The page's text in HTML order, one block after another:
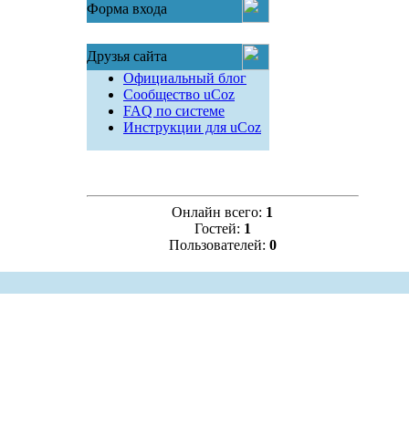
Форма входа
Друзья сайта
Официальный блог
Сообщество uCoz
FAQ по системе
Инструкции для uCoz
Онлайн всего: 1
Гостей: 1
Пользователей: 0